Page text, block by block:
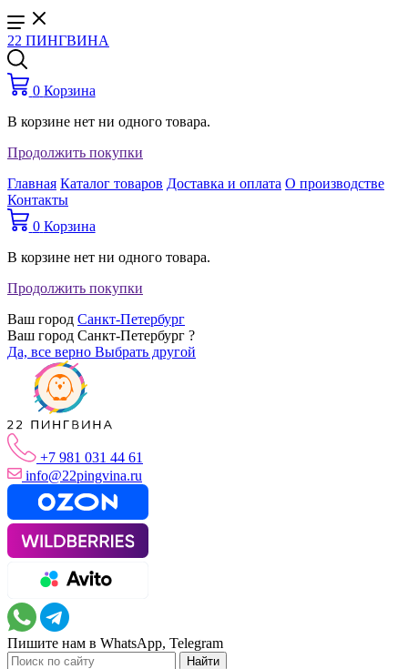
22 ПИНГВИНА
0 Корзина
В корзине нет ни одного товара.
Продолжить покупки
Главная Каталог товаров Доставка и оплата О производстве
Контакты
0 Корзина
В корзине нет ни одного товара.
Продолжить покупки
Ваш город Санкт-Петербург
Ваш город Санкт-Петербург ?
Да, все верно Выбрать другой
+7 981 031 44 61
info@22pingvina.ru
Пишите нам в WhatsApp, Telegram